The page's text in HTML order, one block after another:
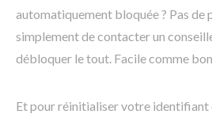
automatiquement bloquée ? Pas de
simplement de contacter un
débloquer le tout. Facile comme
Et pour réinitialiser votre identifiant